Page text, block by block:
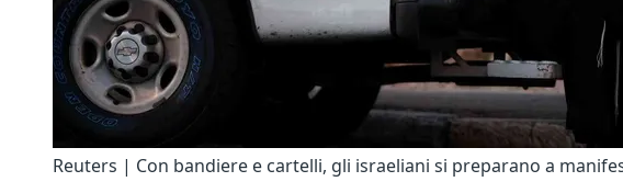
Reuters | Con bandiere e cartelli, gli israeliani si preparano a